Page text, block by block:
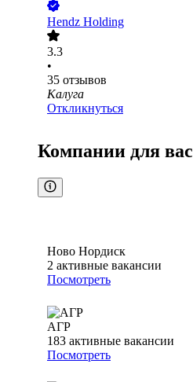
Hendz Holding
3.3
•
35 отзывов
Калуга
Откликнуться
Компании для вас
Ново Нордиск
2 активные вакансии
Посмотреть
АГР
183 активные вакансии
Посмотреть